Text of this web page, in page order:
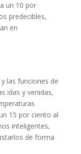
un 10 por
predecibles,
en
las funciones de
idas y venidas,
15 por ciento al
inteligentes,
de forma